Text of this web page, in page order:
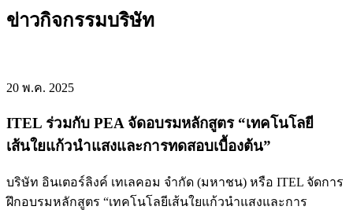
ข่าวกิจกรรมบริษัท
20 พ.ค. 2025
ITEL ร่วมกับ PEA จัดอบรมหลักสูตร “เทคโนโลยี
เส้นใยแก้วนำแสงและการทดสอบเบื้องต้น”
บริษัท อินเตอร์ลิงค์ เทเลคอม จำกัด (มหาชน) หรือ ITEL จัดการ
ฝึกอบรมหลักสูตร “เทคโนโลยีเส้นใยแก้วนำแสงและการ